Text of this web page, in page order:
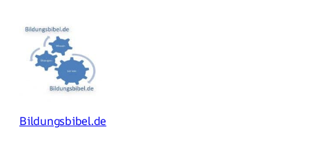
Inhalt
springen
Bildungsbibel.de